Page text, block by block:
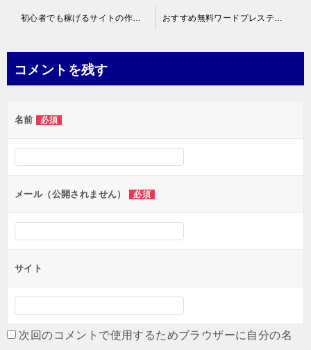
ビ
ー
シ
ン
初心者でも稼げるサイトの作り方はhtmlをez-HTMLでいじれ！ おすすめ無料ワードプレステーマ「Xeory Base」の図解インストール方法
コメントを残す
名前 必須
メール（公開されません） 必須
サイト
次回のコメントで使用するためブラウザーに自分の名